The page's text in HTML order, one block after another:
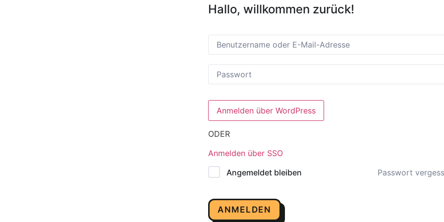
Hallo, willkommen zurück!
ODER
Anmelden über SSO
Angemeldet bleiben
Passwort
ANMELDEN